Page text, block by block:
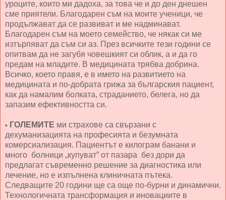
уроците, които ми дадоха, за това че и до ден днешен
сме приятели. Благодарен съм на моите ученици, че
продължават да се развиват и ме надминават.
Благодарен съм на моето семейство, че някак си ме
изтърпяват да съм си аз. През всичките тези години се
опитвам да не загубя човешкият си облик, а и да го
предам на младите. В медицината трябва добрина.
Всичко, което правя, е в името на развитието на
медицината и по-добрата грижа за българския пациент,
как да намалим болката, страданието, белега, но да
запазим ефективността си.
• ГОЛЕМИТЕ ми страхове са свързани с
дехуманизацията на професията и безумната
комерсиализация. Пациентът е килограм банани и
много болници „купуват” от пазара без дори да
предлагат съвременно решение за диагностика или
лечение, но е изпълнена клиничната пътека.
Следващите 20 години ще са още по-бурни и динамични.
Технологичната трансформация и иновациите в